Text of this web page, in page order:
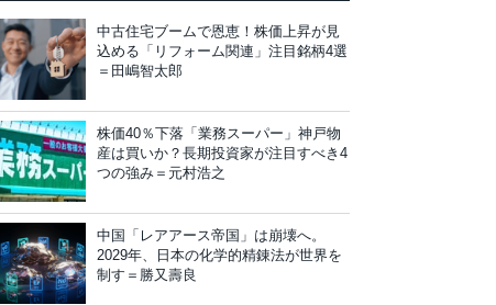
中古住宅ブームで恩恵！株価上昇が見
込める「リフォーム関連」注目銘柄4選
＝田嶋智太郎
株価40％下落「業務スーパー」神戸物
産は買いか？長期投資家が注目すべき4
つの強み＝元村浩之
中国「レアアース帝国」は崩壊へ。
2029年、日本の化学的精錬法が世界を
制す＝勝又壽良